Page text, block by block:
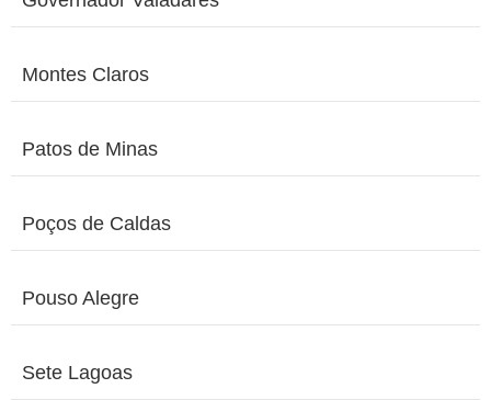
Montes Claros
Patos de Minas
Poços de Caldas
Pouso Alegre
Sete Lagoas